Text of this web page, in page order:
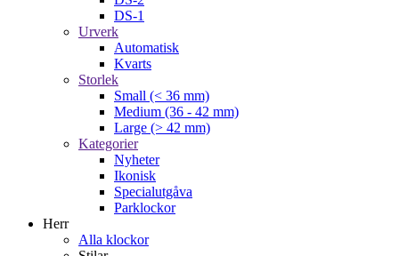
DS-1
Urverk
Automatisk
Kvarts
Storlek
Small (< 36 mm)
Medium (36 - 42 mm)
Large (> 42 mm)
Kategorier
Nyheter
Ikonisk
Specialutgåva
Parklockor
Herr
Alla klockor